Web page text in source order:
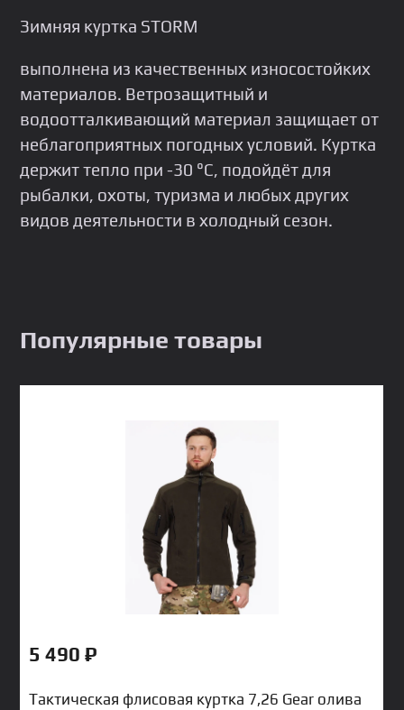
Зимняя куртка STORM
выполнена из качественных износостойких
материалов. Ветрозащитный и
водоотталкивающий материал защищает от
неблагоприятных погодных условий. Куртка
держит тепло при -30 °С, подойдёт для
рыбалки, охоты, туризма и любых других
видов деятельности в холодный сезон.
Популярные товары
Тактическая флисовая куртка 7,26 Gear олива
5 490₽